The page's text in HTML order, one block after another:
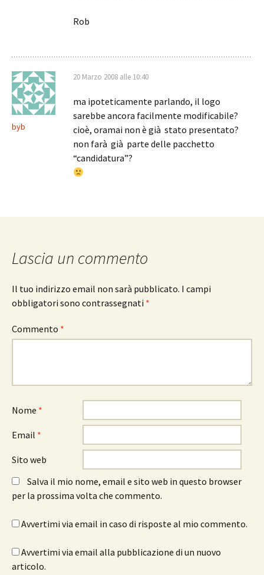
Rob
byb
20 Marzo 2008 alle 10:40
ma ipoteticamente parlando, il logo
sarebbe ancora facilmente modificabile?
cioè, oramai non è già stato presentato?
non farà già parte delle pacchetto
“candidatura”?
Lascia un commento
Il tuo indirizzo email non sarà pubblicato. I campi
obbligatori sono contrassegnati *
Commento *
Nome *
Email *
Sito web
Salva il mio nome, email e sito web in questo browser
per la prossima volta che commento.
Avvertimi via email in caso di risposte al mio commento.
Avvertimi via email alla pubblicazione di un nuovo
articolo.